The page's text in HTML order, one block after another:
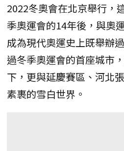
2022冬奧會在北京舉行，
季奧運會的14年後，與奧
成為現代奧運史上既舉辦
過冬季奧運會的首座城市
下，更與延慶賽區、河北
素裹的雪白世界。